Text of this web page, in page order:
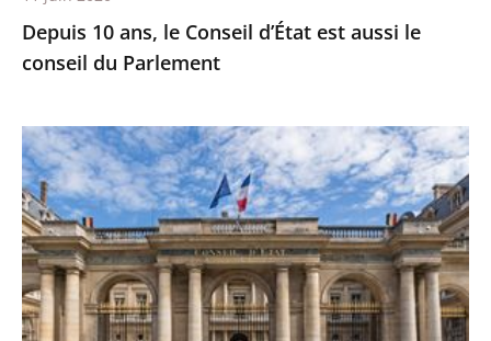
Depuis 10 ans, le Conseil d’État est aussi le
conseil du Parlement
Après
s’être
mobilisé
sans
relâche
durant
le